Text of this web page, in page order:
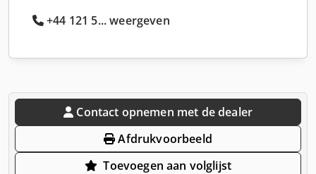
+44 121 5... weergeven
Contact opnemen met de dealer
Afdrukvoorbeeld
Toevoegen aan volglijst